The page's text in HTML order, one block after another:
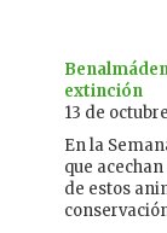
extinción
13 de
En la
que
de estos